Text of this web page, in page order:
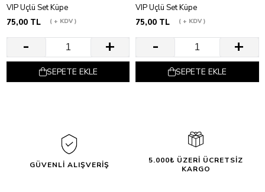
VIP Üçlü Set Küpe
75,00 TL
+ KDV
SEPETE EKLE
VIP Üçlü Set Küpe
75,00 TL
+ KDV
SEPETE EKLE
GÜVENLİ ALIŞVERİŞ
5.000₺ ÜZERİ ÜCRETSİZ
KARGO